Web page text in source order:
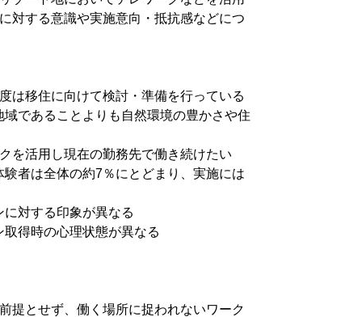
対する意識や実施意向・抵抗感などにつ
は移住に向けて検討・準備を行っている
であることよりも自然環境の豊かさや住
を活用し現在の勤務先で働き続けたい
者は全体の約7％にとどまり、実施には
対する印象が異なる
得時の心理状態が異なる
提とせず、働く場所に捉われないワーク